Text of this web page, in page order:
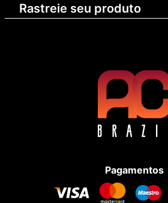
Rastreie seu produto
Pagamentos